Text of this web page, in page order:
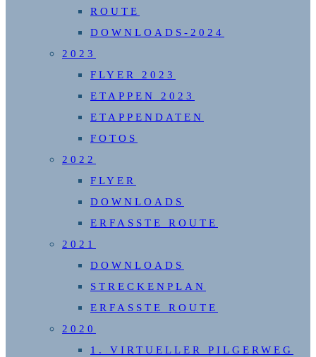
ROUTE
DOWNLOADS-2024
2023
FLYER 2023
ETAPPEN 2023
ETAPPENDATEN
FOTOS
2022
FLYER
DOWNLOADS
ERFASSTE ROUTE
2021
DOWNLOADS
STRECKENPLAN
ERFASSTE ROUTE
2020
1. VIRTUELLER PILGERWEG